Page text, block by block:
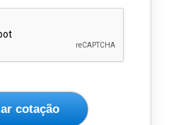
cotação